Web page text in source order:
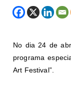
No dia 24 de
programa
Art Festival”.